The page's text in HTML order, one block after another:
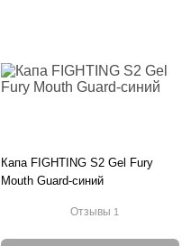
Капа FIGHTING S2 Gel Fury
Mouth Guard-синий
Отзывы 1